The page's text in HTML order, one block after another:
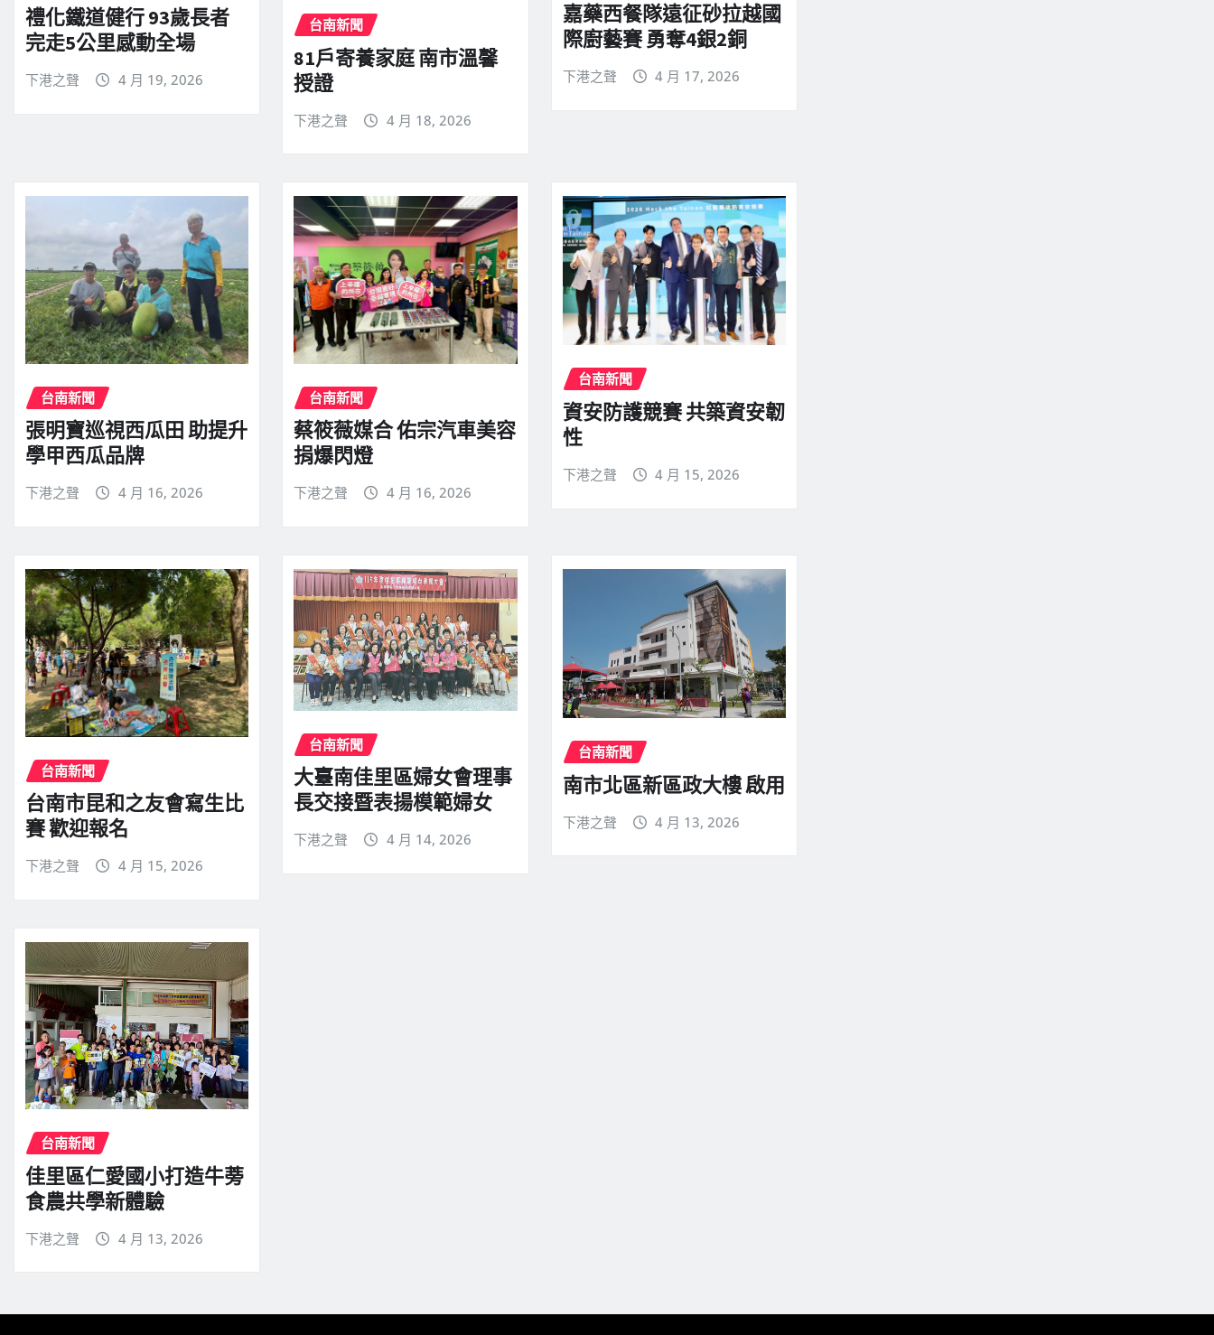
禮化鐵道健行 93歲長者
完走5公里感動全場
下港之聲 4 月 19, 2026
台南新聞
81戶寄養家庭 南市溫馨
授證
下港之聲 4 月 18, 2026
嘉藥西餐隊遠征砂拉越國
際廚藝賽 勇奪4銀2銅
下港之聲 4 月 17, 2026
台南新聞
張明寶巡視西瓜田 助提升
學甲西瓜品牌
下港之聲 4 月 16, 2026
台南新聞
蔡筱薇媒合 佑宗汽車美容
捐爆閃燈
下港之聲 4 月 16, 2026
台南新聞
資安防護競賽 共築資安韌
性
下港之聲 4 月 15, 2026
台南新聞
台南市昆和之友會寫生比
賽 歡迎報名
下港之聲 4 月 15, 2026
台南新聞
大臺南佳里區婦女會理事
長交接暨表揚模範婦女
下港之聲 4 月 14, 2026
台南新聞
南市北區新區政大樓 啟用
下港之聲 4 月 13, 2026
台南新聞
佳里區仁愛國小打造牛蒡
食農共學新體驗
下港之聲 4 月 13, 2026